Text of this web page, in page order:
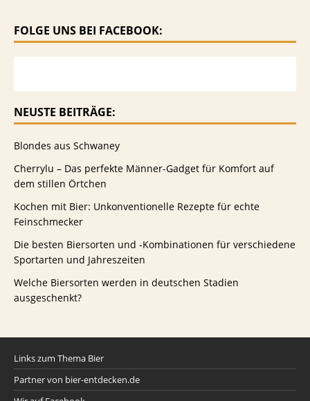
FOLGE UNS BEI FACEBOOK:
NEUSTE BEITRÄGE:
Blondes aus Schwaney
Cherrylu – Das perfekte Männer-Gadget für Komfort auf
dem stillen Örtchen
Kochen mit Bier: Unkonventionelle Rezepte für echte
Feinschmecker
Die besten Biersorten und -Kombinationen für verschiedene
Sportarten und Jahreszeiten
Welche Biersorten werden in deutschen Stadien
ausgeschenkt?
Links zum Thema Bier
Partner von bier-entdecken.de